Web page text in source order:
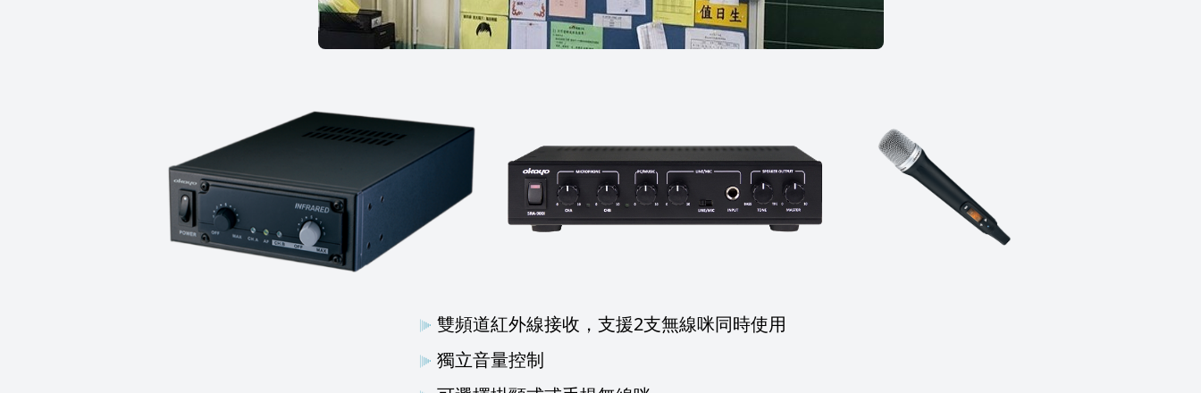
雙頻道紅外線接收，支援2支無線咪同時使用
獨立音量控制